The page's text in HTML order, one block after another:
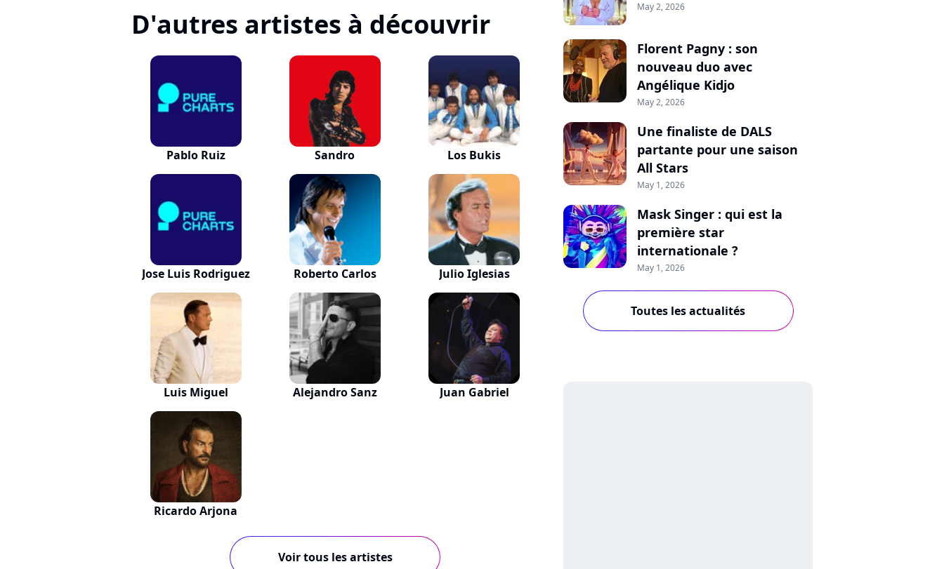
D'autres artistes à découvrir
Pablo Ruiz Sandro Los Bukis
Jose Luis Rodriguez Roberto Carlos Julio Iglesias
Luis Miguel Alejandro Sanz Juan Gabriel
Ricardo Arjona
Voir tous les artistes
May 2, 2026
Florent Pagny : son
nouveau duo avec
Angélique Kidjo
May 2, 2026
Une finaliste de DALS
partante pour une saison
All Stars
May 1, 2026
Mask Singer : qui est la
première star
internationale ?
May 1, 2026
Toutes les actualités